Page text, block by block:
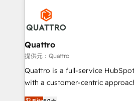
happen.
Service efforts, providing
commercial operations. We're
automating and optimizing your
service operations with AI,
your website, and we drive
Based Marketing, SEO, SEA and
No worries, we will advise you
Quattro
提供元：Quattro
Quattro is a full-service
with a customer-centric
clients have the same needs,